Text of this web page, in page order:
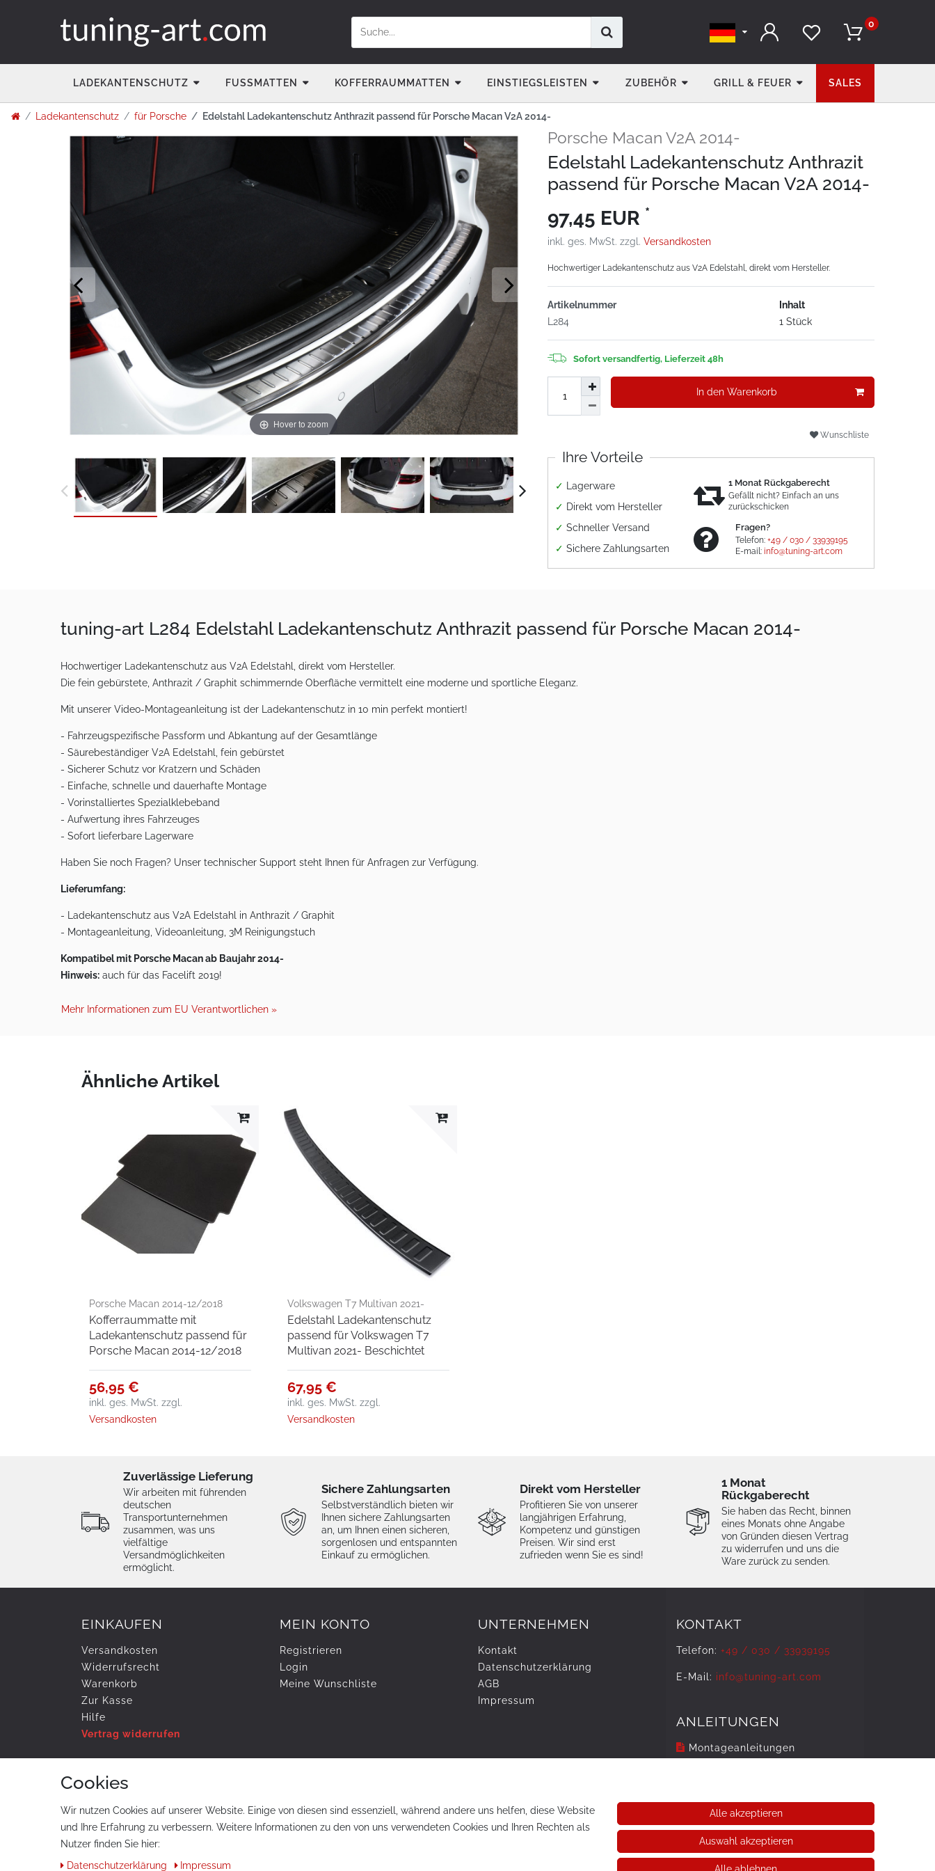
0
LADEKANTENSCHUTZ FUSSMATTEN KOFFERRAUMMATTEN EINSTIEGSLEISTEN ZUBEHÖR GRILL & FEUER SALES
Ladekantenschutz für Porsche Edelstahl Ladekantenschutz Anthrazit passend für Porsche Macan V2A 2014-
Hover to zoom
Porsche Macan V2A 2014-
Edelstahl Ladekantenschutz Anthrazit
passend für Porsche Macan V2A 2014-
97,45 EUR *
inkl. ges. MwSt. zzgl. Versandkosten
Hochwertiger Ladekantenschutz aus V2A Edelstahl, direkt vom Hersteller.
Artikelnummer
L284
Inhalt
1 Stück
Sofort versandfertig, Lieferzeit 48h
In den Warenkorb
Wunschliste
Ihre Vorteile
✓
Lagerware
✓ Direkt vom Hersteller
✓ Schneller Versand
✓ Sichere Zahlungsarten
1 Monat Rückgaberecht
Gefällt nicht? Einfach an uns
zurückschicken
Fragen?
Telefon:+49 / 030 / 33939195
E-mail:info@tuning-art.com
tuning-art L284 Edelstahl Ladekantenschutz Anthrazit passend für Porsche Macan 2014-
Hochwertiger Ladekantenschutz aus V2A Edelstahl, direkt vom Hersteller.
Die fein gebürstete, Anthrazit / Graphit schimmernde Oberfläche vermittelt eine moderne und sportliche Eleganz.
Mit unserer Video-Montageanleitung ist der Ladekantenschutz in 10 min perfekt montiert!
- Fahrzeugspezifische Passform und Abkantung auf der Gesamtlänge
- Säurebeständiger V2A Edelstahl, fein gebürstet
- Sicherer Schutz vor Kratzern und Schäden
- Einfache, schnelle und dauerhafte Montage
- Vorinstalliertes Spezialklebeband
- Aufwertung ihres Fahrzeuges
- Sofort lieferbare Lagerware
Haben Sie noch Fragen? Unser technischer Support steht Ihnen für Anfragen zur Verfügung.
Lieferumfang:
- Ladekantenschutz aus V2A Edelstahl in Anthrazit / Graphit
- Montageanleitung, Videoanleitung, 3M Reinigungstuch
Kompatibel mit Porsche Macan ab Baujahr 2014-
Hinweis: auch für das Facelift 2019!
Mehr Informationen zum EU Verantwortlichen »
Ähnliche Artikel
Porsche Macan 2014-12/2018
Kofferraummatte mit
Ladekantenschutz passend für
Porsche Macan 2014-12/2018
56,95 €
inkl. ges. MwSt. zzgl.
Versandkosten
Volkswagen T7 Multivan 2021-
Beschichtet
Edelstahl Ladekantenschutz
passend für Volkswagen T7
Multivan 2021- Beschichtet
67,95 €
inkl. ges. MwSt. zzgl.
Versandkosten
Zuverlässige Lieferung
Wir arbeiten mit führenden
deutschen
Transportunternehmen
zusammen, was uns
vielfältige
Versandmöglichkeiten
ermöglicht.
Sichere Zahlungsarten
Selbstverständlich bieten wir
Ihnen sichere Zahlungsarten
an, um Ihnen einen sicheren,
sorgenlosen und entspannten
Einkauf zu ermöglichen.
Direkt vom Hersteller
Profitieren Sie von unserer
langjährigen Erfahrung,
Kompetenz und günstigen
Preisen. Wir sind erst
zufrieden wenn Sie es sind!
1 Monat
Rückgaberecht
Sie haben das Recht, binnen
eines Monats ohne Angabe
von Gründen diesen Vertrag
zu widerrufen und uns die
Ware zurück zu senden.
EINKAUFEN
Versandkosten
Widerrufs­recht
Warenkorb
Zur Kasse
Hilfe
Vertrag widerrufen
MEIN KONTO
Registrieren
Login
Meine Wunschliste
UNTERNEHMEN
Kontakt
Daten­schutz­erklärung
AGB
Impressum
ZAHLUNG & VERSAND
KONTAKT
Telefon: +49 / 030 / 33939195
E-Mail: info@tuning-art.com
ANLEITUNGEN
Montageanleitungen
Cookies
Wir nutzen Cookies auf unserer Website. Einige von diesen sind essenziell, während andere uns helfen, diese Website
und Ihre Erfahrung zu verbessern. Weitere Informationen zu den von uns verwendeten Cookies und Ihren Rechten als
Nutzer finden Sie hier:
Daten­schutz­erklärung
Impressum
Alle akzeptieren
Auswahl akzeptieren